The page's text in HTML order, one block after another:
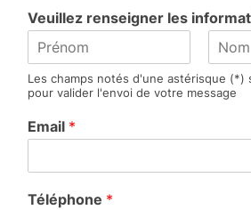
Veuillez renseigner les
r
é
o
m
o
m
Les champs notés d'une astérisque (*)
pour valider l'envoi de votre message
Email *
Téléphone *